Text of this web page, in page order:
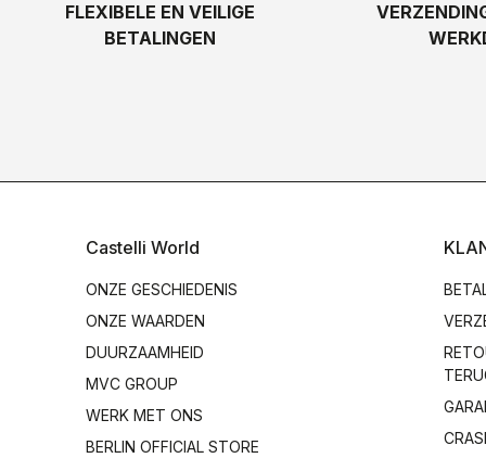
FLEXIBELE EN VEILIGE
BETALINGEN
Castelli World
ONZE GESCHIEDENIS
ONZE WAARDEN
DUURZAAMHEID
MVC GROUP
WERK MET ONS
BERLIN OFFICIAL STORE